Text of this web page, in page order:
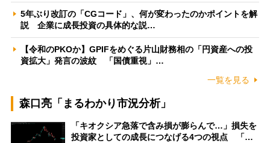
5年ぶり改訂の「CGコード」、何が変わったのかポイントを解
説 企業に成長投資の具体的な説…
【令和のPKOか】GPIFをめぐる片山財務相の「円資産への投
資拡大」発言の波紋 「国債重視」…
一覧を見る
森口亮「まるわかり市況分析」
「キオクシア急落で含み損が膨らんで…」損失を
投資家としての成長につなげる4つの視点 「…